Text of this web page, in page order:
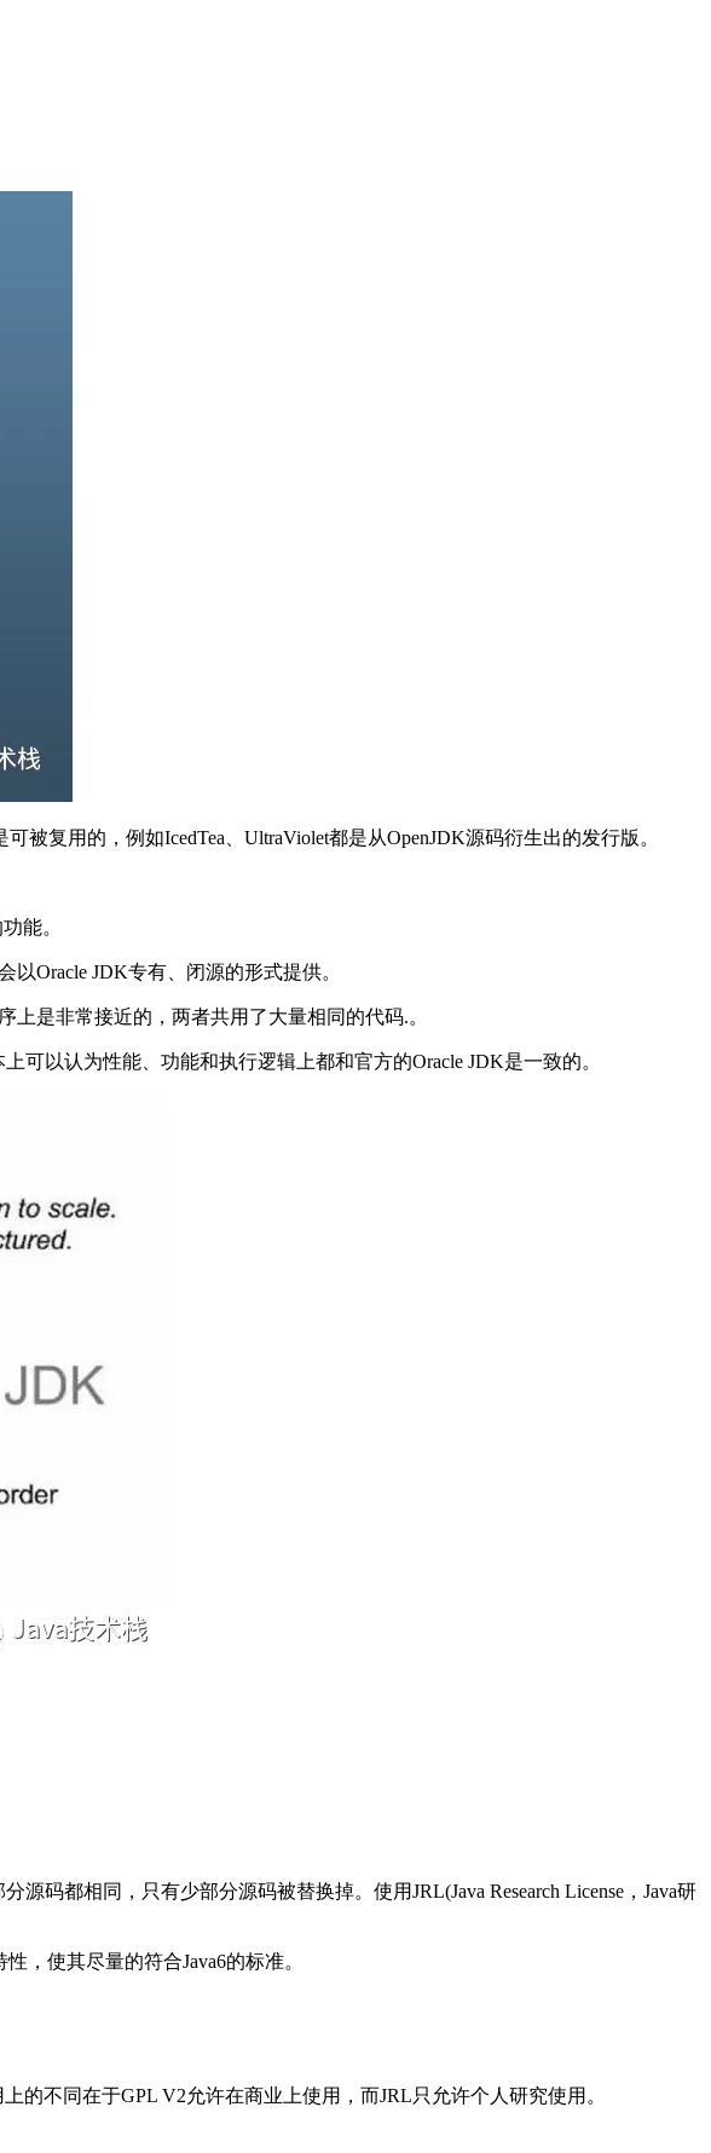
被复用的，例如IcedTea、UltraViolet都是从OpenJDK源码衍生出的发行版。
能。
以Oracle JDK专有、闭源的形式提供。
上是非常接近的，两者共用了大量相同的代码.。
以认为性能、功能和执行逻辑上都和官方的Oracle JDK是一致的。
码都相同，只有少部分源码被替换掉。使用JRL(Java Research License，Java研
，使其尽量的符合Java6的标准。
的不同在于GPL V2允许在商业上使用，而JRL只允许个人研究使用。